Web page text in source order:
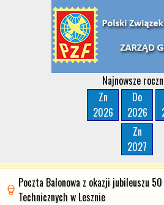
Najnowsze
Zn
2026
Do
2026
Zn
2027
Poczta Balonowa z okazji jubileuszu 50
Technicznych w Lesznie